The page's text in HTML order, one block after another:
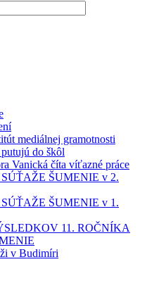
mediálnej gramotnosti
do škôl
Vanická číta víťazné práce
ŠUMENIE v 2.
ŠUMENIE v 1.
11. ROČNÍKA
v Budimíri